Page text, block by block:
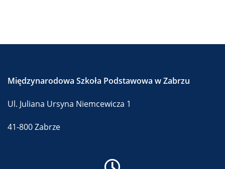
Międzynarodowa Szkoła Podstawowa w Zabrzu
Ul. Juliana Ursyna Niemcewicza 1
41-800 Zabrze